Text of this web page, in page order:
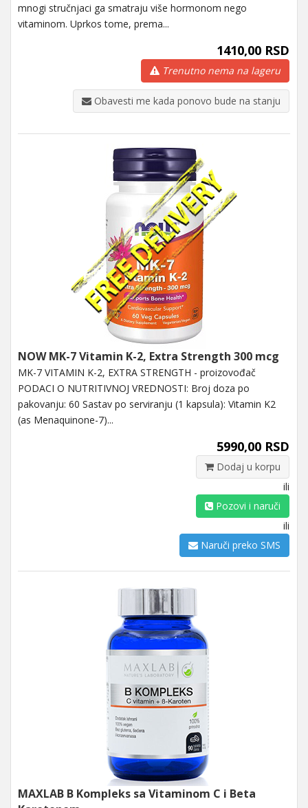
mnogi stručnjaci ga smatraju više hormonom nego
vitaminom. Uprkos tome, prema...
1410,00 RSD
Trenutno nema na lageru
Obavesti me kada ponovo bude na stanju
NOW MK-7 Vitamin K-2, Extra Strength 300 mcg
MK-7 VITAMIN K-2, EXTRA STRENGTH - proizovođač
PODACI O NUTRITIVNOJ VREDNOSTI: Broj doza po
pakovanju: 60 Sastav po serviranju (1 kapsula): Vitamin K2
(as Menaquinone-7)...
5990,00 RSD
Dodaj u korpu
ili
Pozovi i naruči
ili
Naruči preko SMS
MAXLAB B Kompleks sa Vitaminom C i Beta